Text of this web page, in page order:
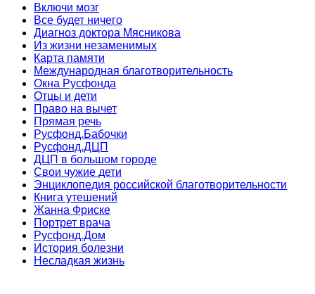
Включи мозг
Все будет ничего
Диагноз доктора Мясникова
Из жизни незаменимых
Карта памяти
Международная благотворительность
Окна Русфонда
Отцы и дети
Право на вычет
Прямая речь
Русфонд.Бабочки
Русфонд.ДЦП
ДЦП в большом городе
Свои чужие дети
Энциклопедия российской благотворительности
Книга утешений
Жанна Фриске
Портрет врача
Русфонд.Дом
История болезни
Несладкая жизнь